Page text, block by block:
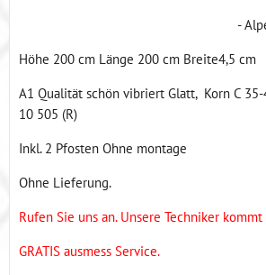
- Alpenfels
Höhe 200 cm Länge 200 cm Breite4,5 cm
A1 Qualität schön vibriert Glatt, Korn C
10 505 (R)
Inkl. 2 Pfosten Ohne montage
Ohne Lieferung.
Rufen Sie uns an. Unsere Techniker
GRATIS ausmess Service.